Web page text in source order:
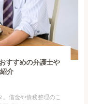
すすめの弁護士や
介
借金や債務整理のこ